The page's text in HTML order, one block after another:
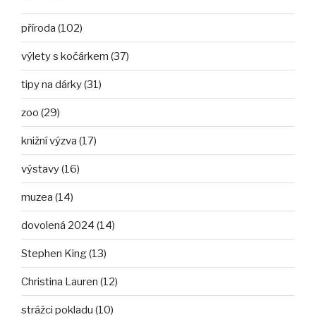
příroda (102)
výlety s kočárkem (37)
tipy na dárky (31)
zoo (29)
knižní výzva (17)
výstavy (16)
muzea (14)
dovolená 2024 (14)
Stephen King (13)
Christina Lauren (12)
strážci pokladu (10)